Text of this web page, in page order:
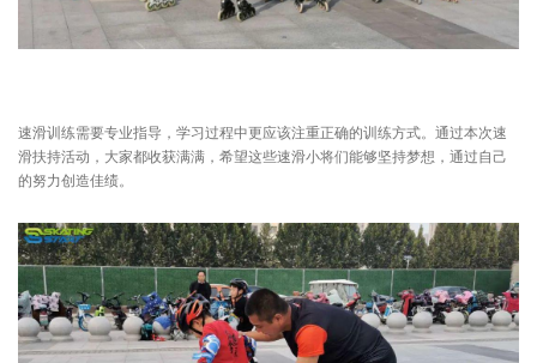
速滑训练需要专业指导，学习过程中更应该注重正确的训练方式。通过本次速
滑扶持活动，大家都收获满满，希望这些速滑小将们能够坚持梦想，通过自己
的努力创造佳绩。